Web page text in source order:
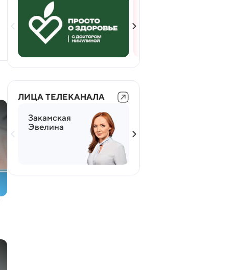
ЛИЦА ТЕЛЕКАНАЛА
Закамская
Эвелина